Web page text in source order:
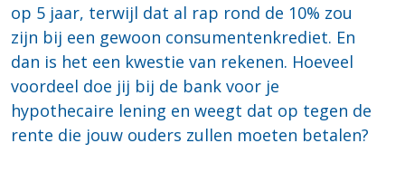
op 5 jaar, terwijl dat al rap rond de 10% zou
zijn bij een gewoon consumentenkrediet. En
dan is het een kwestie van rekenen. Hoeveel
voordeel doe jij bij de bank voor je
hypothecaire lening en weegt dat op tegen de
rente die jouw ouders zullen moeten betalen?